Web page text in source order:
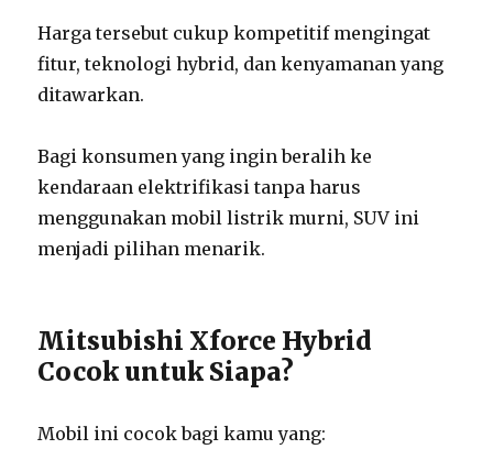
Harga tersebut cukup kompetitif mengingat
fitur, teknologi hybrid, dan kenyamanan yang
ditawarkan.
Bagi konsumen yang ingin beralih ke
kendaraan elektrifikasi tanpa harus
menggunakan mobil listrik murni, SUV ini
menjadi pilihan menarik.
Mitsubishi Xforce Hybrid
Cocok untuk Siapa?
Mobil ini cocok bagi kamu yang: